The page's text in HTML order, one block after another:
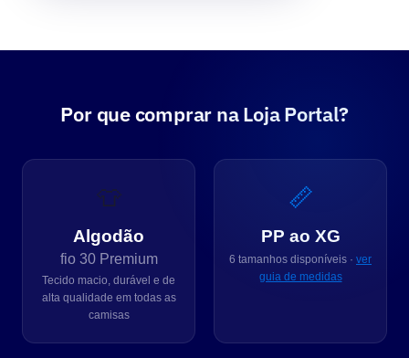
Por que comprar na Loja Portal?
👕
Algodão
fio 30 Premium
Tecido macio, durável e de
alta qualidade em todas as
camisas
📏
PP ao XG
6 tamanhos disponíveis · ver
guia de medidas